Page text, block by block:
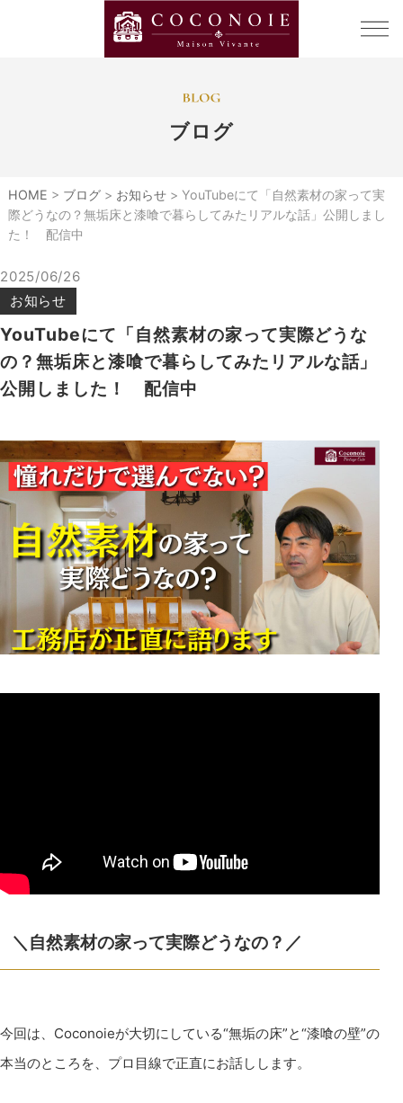
ブログ
HOME > ブログ> お知らせ> YouTubeにて「自然素材の家って実
際どうなの？無垢床と漆喰で暮らしてみたリアルな話」公開しまし
た！ 配信中
2025/06/26
お知らせ
YouTubeにて「自然素材の家って実際どうな
の？無垢床と漆喰で暮らしてみたリアルな話」
公開しました！ 配信中
＼自然素材の家って実際どうなの？／
今回は、Coconoieが大切にしている“無垢の床”と“漆喰の壁”の
本当のところを、プロ目線で正直にお話しします。